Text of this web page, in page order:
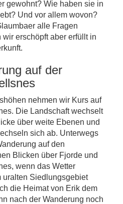
gewohnt? Wie haben sie in
Und vor allem wovon?
alle Fragen
wir erschöpft aber erfüllt in
auf der
nehmen wir Kurs auf
Die Landschaft wechselt
über weite Ebenen und
sich ab. Unterwegs
auf den
Blicken über Fjorde und
wenn das Wetter
uralten Siedlungsgebiet
die Heimat von Erik dem
nach der Wanderung noch